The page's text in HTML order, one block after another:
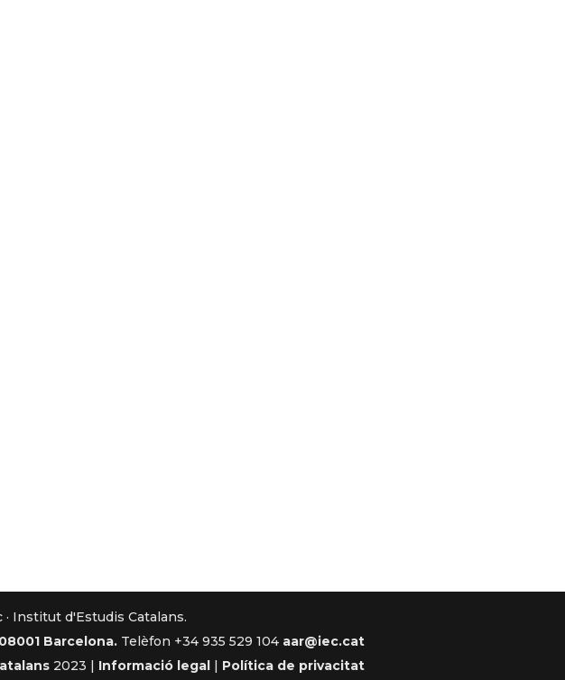
Institut d'Estudis Catalans.
Barcelona. Telèfon +34 935 529 104 aar@iec.cat
2023 | Informació legal | Política de privacitat